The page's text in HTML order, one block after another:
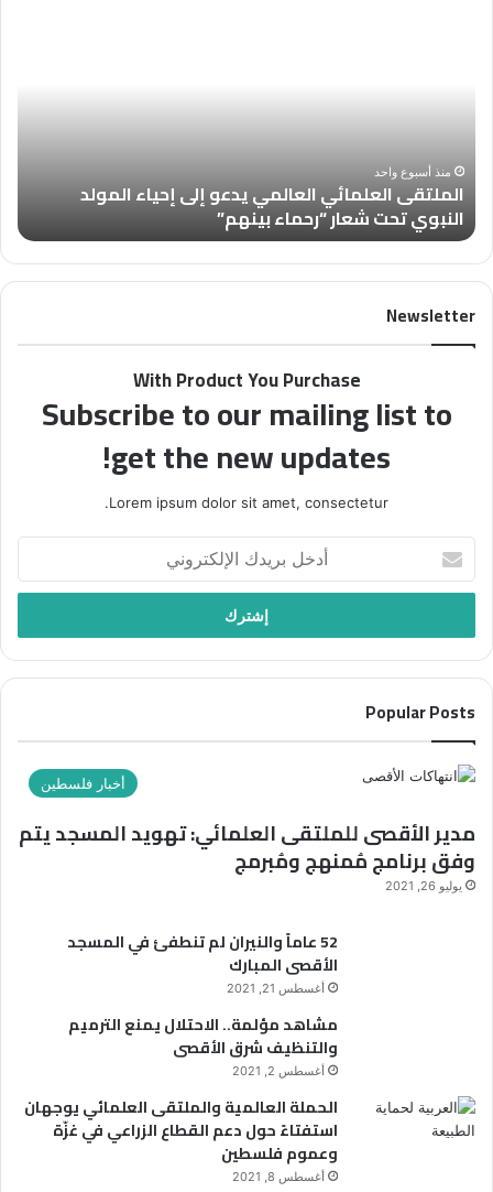
النبوي
تحت
شعار
“رحماء
بينهم”
منذ أسبوع واحد
الملتقى العلمائي العالمي يدعو إلى إحياء المولد
النبوي تحت شعار “رحماء بينهم”
Newsletter
With Product You Purchase
Subscribe to our mailing list to
get the new updates!
Lorem ipsum dolor sit amet, consectetur.
بريدك
الإلكتروني
Popular Posts
أخبار فلسطين
مدير الأقصى للملتقى العلمائي: تهويد المسجد يتم
وفق برنامج مُمنهج ومُبرمج
يوليو 26, 2021
52 عاماً والنيران لم تنطفئ في المسجد
الأقصى المبارك
أغسطس 21, 2021
مشاهد مؤلمة.. الاحتلال يمنع الترميم
والتنظيف شرق الأقصى
أغسطس 2, 2021
الحملة العالمية والملتقى العلمائي يوجهان
استفتاءً حول دعم القطاع الزراعي في غزّة
وعموم فلسطين
أغسطس 8, 2021